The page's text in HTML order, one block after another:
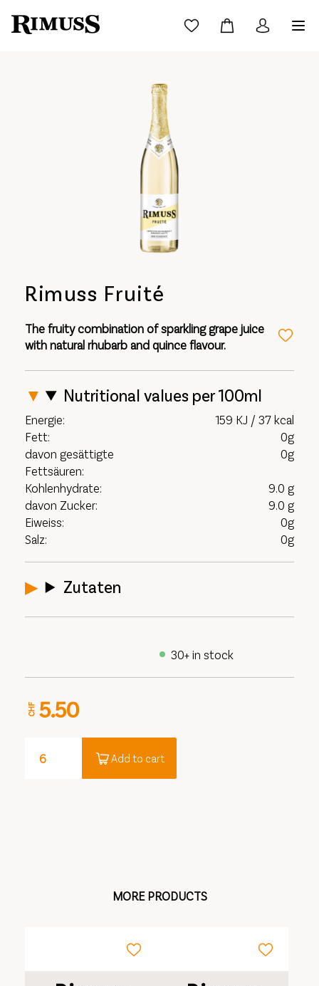
Rimuss Fruité
The fruity combination of sparkling grape juice
with natural rhubarb and quince flavour.
Nutritional values per 100ml
Energie:
159 KJ / 37 kcal
Fett:
0g
davon gesättigte
Fettsäuren:
0g
Kohlenhydrate:
9.0 g
davon Zucker:
9.0 g
Eiweiss:
0g
Salz:
0g
Zutaten
30+ in stock
CHF 5.50
Add to cart
MORE PRODUCTS